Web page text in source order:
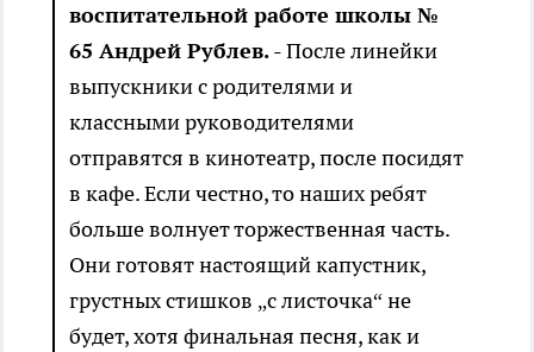
воспитательной работе школы №
65 Андрей Рублев.- После линейки
выпускники с родителями и
классными руководителями
отправятся в кинотеатр, после посидят
в кафе. Если честно, то наших ребят
больше волнует торжественная часть.
Они готовят настоящий капустник,
грустных стишков „с листочка“ не
будет, хотя финальная песня, как и